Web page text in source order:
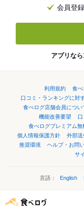
会員登
アプリな
利用規約 食べ
口コミ・ランキングに対
食べログ店舗会員につい
機能改善要望
食べログプレミアム無
個人情報保護方針
外部送
推奨環境
ヘルプ・お問
サ
言語： English